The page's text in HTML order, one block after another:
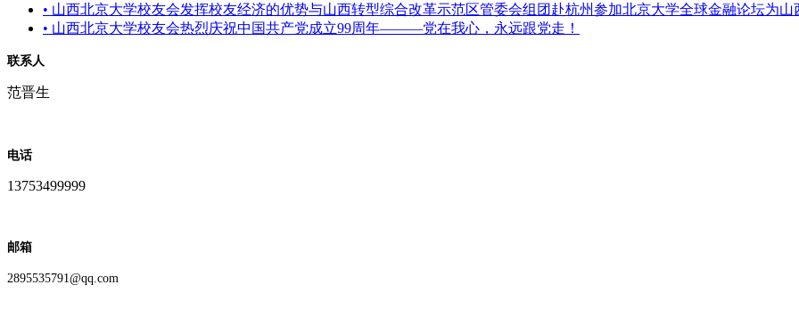
• 山西北京大学校友会发挥校友经济的优势与山西转型综合改革示范区管委会组团赴杭州参加北京大学全球金融论坛为山
• 山西北京大学校友会热烈庆祝中国共产党成立99周年———党在我心，永远跟党走！
联系人
范晋生
电话
13753499999
邮箱
2895535791@qq.com